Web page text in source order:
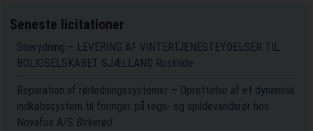
Seneste licitationer
Snerydning – LEVERING AF VINTERTJENESTEYDELSER TIL
BOLIGSELSKABET SJÆLLAND Roskilde
Reparation af rørledningssystemer – Oprettelse af et dynamisk
indkøbssystem til foringer på regn- og spildevandsrør hos
Novafos A/S Birkerød